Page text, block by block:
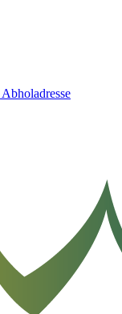
Abholadresse